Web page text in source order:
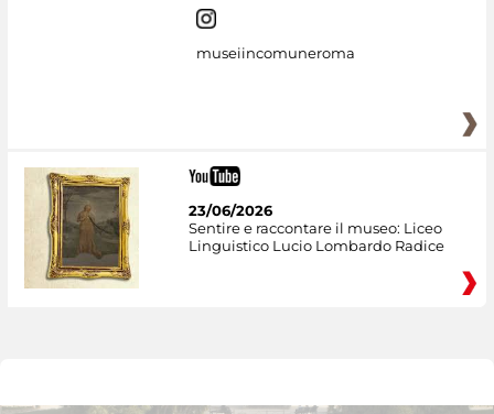
museiincomuneroma
23/06/2026
Sentire e raccontare il museo: Liceo
Linguistico Lucio Lombardo Radice